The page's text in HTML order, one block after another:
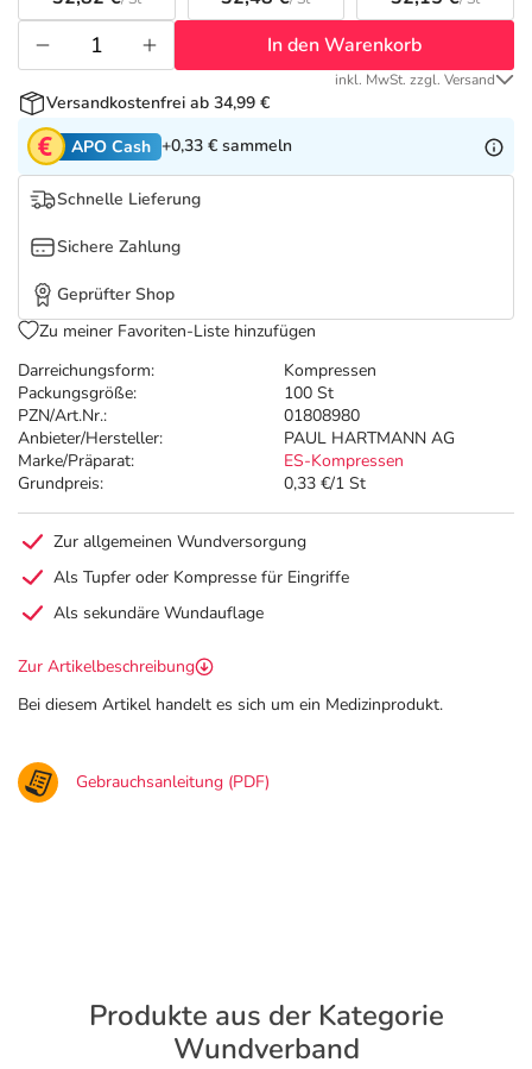
Tierapotheke
Vitamine & Mineralstoffe
Marken
Salus Deals
Darreichungsform:
Kompressen
Packungsgröße:
100 St
PZN/Art.Nr.:
01808980
Anbieter/Hersteller:
PAUL HARTMANN AG
Marke/Präparat:
ES-Kompressen
Grundpreis:
0,33 €/1 St
In den Warenkorb
inkl. MwSt. zzgl. Versand
Versandkostenfrei ab 34,99 €
APO Cash +0,33 € sammeln
Schnelle Lieferung
Sichere Zahlung
Geprüfter Shop
Zu meiner Favoriten-Liste hinzufügen
Zur allgemeinen Wundversorgung
Als Tupfer oder Kompresse für Eingriffe
Als sekundäre Wundauflage
Zur Artikelbeschreibung
Bei diesem Artikel handelt es sich um ein Medizinprodukt.
Gebrauchsanleitung (PDF)
Produkte aus der Kategorie
Wundverband